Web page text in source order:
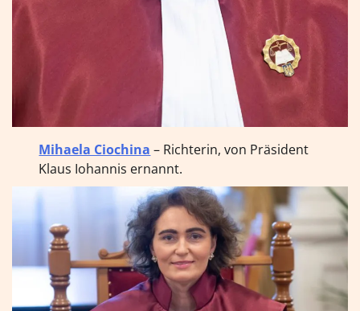
Mihaela Ciochina – Richterin, von Präsident
Klaus Iohannis ernannt.